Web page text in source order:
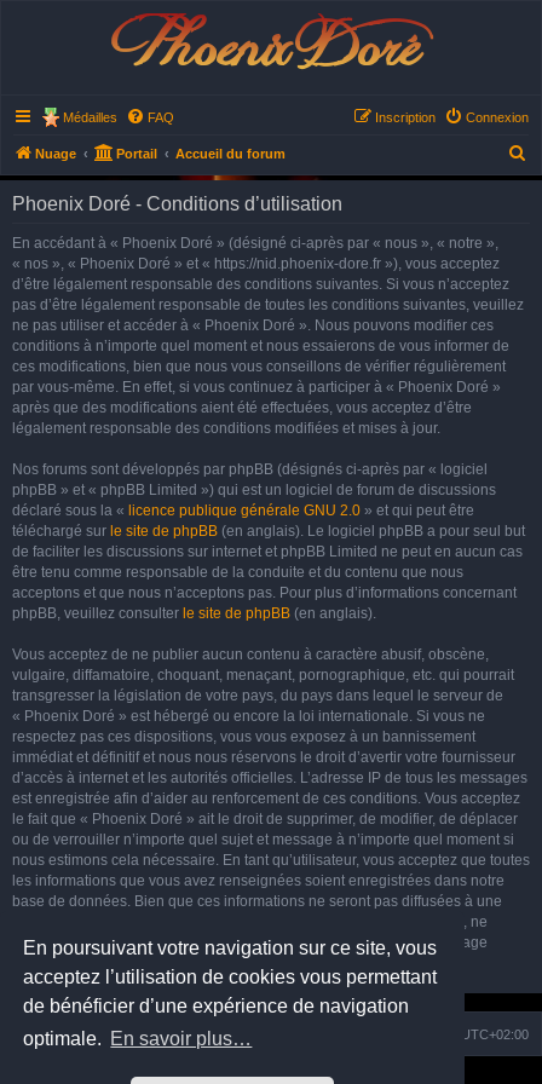
En poursuivant votre navigation sur ce site, vous
acceptez l’utilisation de cookies vous permettant
de bénéficier d’une expérience de navigation
optimale. En savoir plus…
Phoenix Doré
Médailles FAQ Connexion
Inscription
Nuage Portail Accueil du forum
e
Phoenix Doré - Conditions d’utilisation
En accédant à « Phoenix Doré » (désigné ci-après par « nous », « notre »,
« nos », « Phoenix Doré » et « https://nid.phoenix-dore.fr »), vous acceptez
d’être légalement responsable des conditions suivantes. Si vous n’acceptez
pas d’être légalement responsable de toutes les conditions suivantes, veuillez
ne pas utiliser et accéder à « Phoenix Doré ». Nous pouvons modifier ces
conditions à n’importe quel moment et nous essaierons de vous informer de
ces modifications, bien que nous vous conseillons de vérifier régulièrement
par vous-même. En effet, si vous continuez à participer à « Phoenix Doré »
après que des modifications aient été effectuées, vous acceptez d’être
légalement responsable des conditions modifiées et mises à jour.
Nos forums sont développés par phpBB (désignés ci-après par « logiciel
phpBB » et « phpBB Limited ») qui est un logiciel de forum de discussions
déclaré sous la « licence publique générale GNU 2.0 » et qui peut être
téléchargé sur le site de phpBB (en anglais). Le logiciel phpBB a pour seul but
de faciliter les discussions sur internet et phpBB Limited ne peut en aucun cas
être tenu comme responsable de la conduite et du contenu que nous
acceptons et que nous n’acceptons pas. Pour plus d’informations concernant
phpBB, veuillez consulter le site de phpBB (en anglais).
Vous acceptez de ne publier aucun contenu à caractère abusif, obscène,
vulgaire, diffamatoire, choquant, menaçant, pornographique, etc. qui pourrait
transgresser la législation de votre pays, du pays dans lequel le serveur de
« Phoenix Doré » est hébergé ou encore la loi internationale. Si vous ne
respectez pas ces dispositions, vous vous exposez à un bannissement
immédiat et définitif et nous nous réservons le droit d’avertir votre fournisseur
d’accès à internet et les autorités officielles. L’adresse IP de tous les messages
est enregistrée afin d’aider au renforcement de ces conditions. Vous acceptez
le fait que « Phoenix Doré » ait le droit de supprimer, de modifier, de déplacer
ou de verrouiller n’importe quel sujet et message à n’importe quel moment si
nous estimons cela nécessaire. En tant qu’utilisateur, vous acceptez que toutes
les informations que vous avez renseignées soient enregistrées dans notre
base de données. Bien que ces informations ne seront pas diffusées à une
tierce partie sans votre consentement, ni « Phoenix Doré », ni phpBB, ne
pourront être tenus comme responsables en cas de tentative de piratage
informatique visant à compromettre vos données.
Nuage Portail Accueil du forum UTC+02:00
Développé parphpBB® Forum Software © phpBB Limited